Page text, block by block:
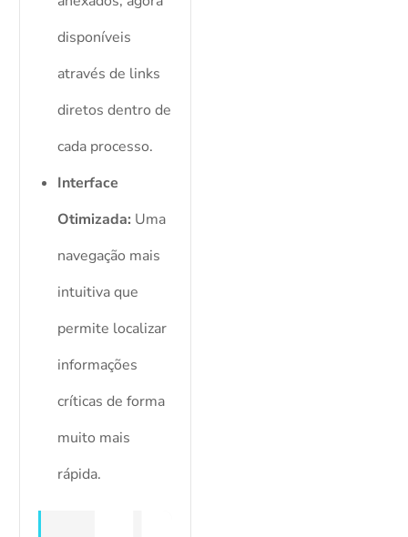
disponíveis
através de links
diretos dentro de
cada processo.
Interface
Otimizada: Uma
navegação mais
intuitiva que
permite localizar
informações
críticas de forma
muito mais
rápida.